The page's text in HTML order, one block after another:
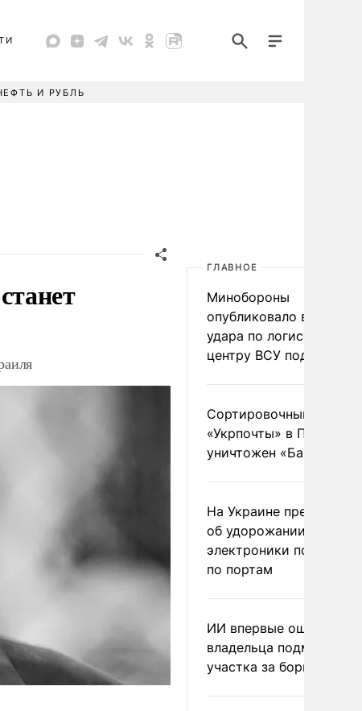
И РУБЛЬ
ГЛАВНОЕ
Минобороны
опубликовало видео
удара по
центру ВСУ под Киевом
Сортировочный пункт
«Укрпочты» в
уничтожен
На Украине
об удорожании
электроники после
по портам
ИИ впервые
владельца
участка за борщевик